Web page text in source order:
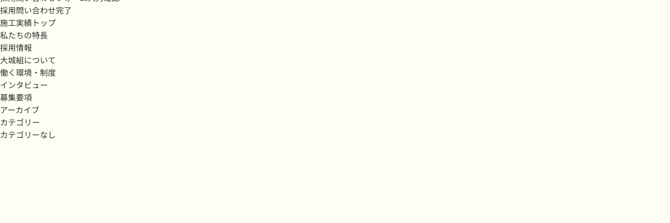
採用問い合わせ完了
施工実績トップ
私たちの特長
採用情報
大城組について
働く環境・制度
インタビュー
募集要項
アーカイブ
カテゴリー
カテゴリーなし